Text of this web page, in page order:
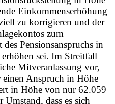
Einkommenserhöhung
zu korrigieren und der
zum
Pensionsanspruchs in
sei. Im Streitfall
Mitveranlassung vor,
Anspruch in Höhe
in Höhe von nur 62.059
dass es sich